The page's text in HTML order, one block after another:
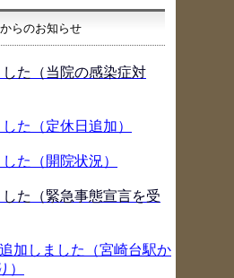
らのお知らせ
た（当院の感染症対
た（定休日追加）
た（開院状況）
た（緊急事態宣言を受
加しました（宮崎台駅か
）